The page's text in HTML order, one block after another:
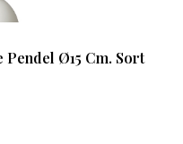
Ø15 Cm. Sort